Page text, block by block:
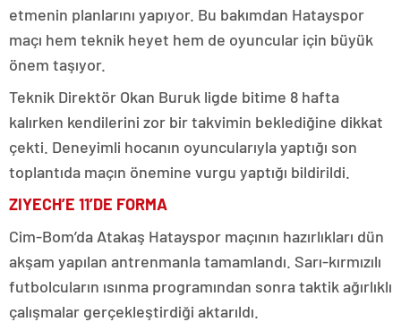
etmenin planlarını yapıyor. Bu bakımdan Hatayspor
maçı hem teknik heyet hem de oyuncular için büyük
önem taşıyor.
Teknik Direktör Okan Buruk ligde bitime 8 hafta
kalırken kendilerini zor bir takvimin beklediğine dikkat
çekti. Deneyimli hocanın oyuncularıyla yaptığı son
toplantıda maçın önemine vurgu yaptığı bildirildi.
ZIYECH’E 11’DE FORMA
Cim-Bom’da Atakaş Hatayspor maçının hazırlıkları dün
akşam yapılan antrenmanla tamamlandı. Sarı-kırmızılı
futbolcuların ısınma programından sonra taktik ağırlıklı
çalışmalar gerçekleştirdiği aktarıldı.